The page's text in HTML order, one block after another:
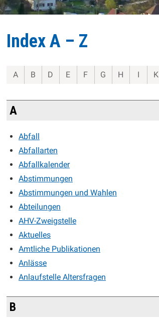
Index A – Z
A B D E F G H I K
A
Abfall
Abfallarten
Abfallkalender
Abstimmungen
Abstimmungen und Wahlen
Abteilungen
AHV-Zweigstelle
Aktuelles
Amtliche Publikationen
Anlässe
Anlaufstelle Altersfragen
B